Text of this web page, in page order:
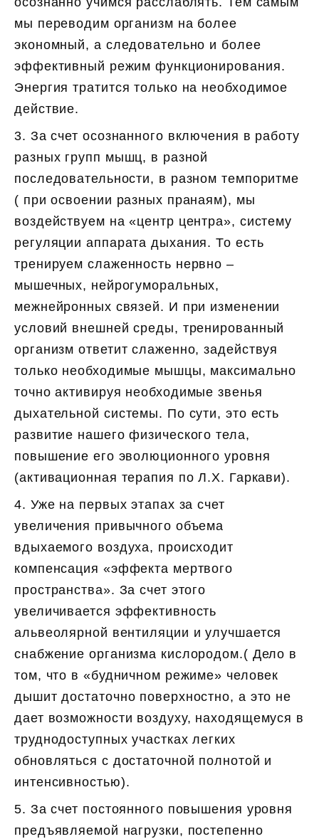
мы переводим организм на более
экономный, а следовательно и более
эффективный режим функционирования.
Энергия тратится только на необходимое
действие.
3. За счет осознанного включения в работу
разных групп мышц, в разной
последовательности, в разном темпоритме
( при освоении разных пранаям), мы
воздействуем на «центр центра», систему
регуляции аппарата дыхания. То есть
тренируем слаженность нервно –
мышечных, нейрогуморальных,
межнейронных связей. И при изменении
условий внешней среды, тренированный
организм ответит слаженно, задействуя
только необходимые мышцы, максимально
точно активируя необходимые звенья
дыхательной системы. По сути, это есть
развитие нашего физического тела,
повышение его эволюционного уровня
(активационная терапия по Л.Х. Гаркави).
4. Уже на первых этапах за счет
увеличения привычного объема
вдыхаемого воздуха, происходит
компенсация «эффекта мертвого
пространства». За счет этого
увеличивается эффективность
альвеолярной вентиляции и улучшается
снабжение организма кислородом.( Дело в
том, что в «будничном режиме» человек
дышит достаточно поверхностно, а это не
дает возможности воздуху, находящемуся в
труднодоступных участках легких
обновляться с достаточной полнотой и
интенсивностью).
5. За счет постоянного повышения уровня
предъявляемой нагрузки, постепенно